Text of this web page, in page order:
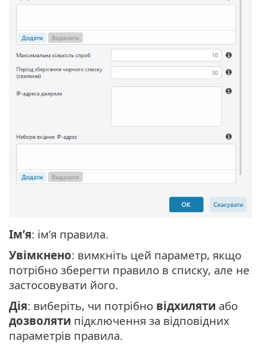
Ім’я: ім’я правила.
Увімкнено: вимкніть цей параметр, якщо
потрібно зберегти правило в списку, але не
застосовувати його.
Дія: виберіть, чи потрібно відхиляти або
дозволяти підключення за відповідних
параметрів правила.